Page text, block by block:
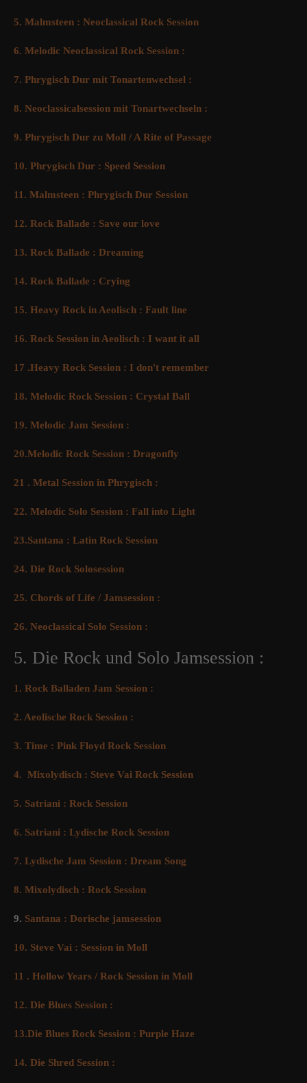
5. Malmsteen : Neoclassical Rock Session
6. Melodic Neoclassical Rock Session :
7. Phrygisch Dur mit Tonartenwechsel :
8. Neoclassicalsession mit Tonartwechseln :
9. Phrygisch Dur zu Moll / A Rite of Passage
10. Phrygisch Dur : Speed Session
11. Malmsteen : Phrygisch Dur Session
12. Rock Ballade : Save our love
13. Rock Ballade : Dreaming
14. Rock Ballade : Crying
15. Heavy Rock in Aeolisch : Fault line
16. Rock Session in Aeolisch : I want it all
17 .Heavy Rock Session : I don't remember
18. Melodic Rock Session : Crystal Ball
19. Melodic Jam Session :
20.Melodic Rock Session : Dragonfly
21 . Metal Session in Phrygisch :
22. Melodic Solo Session : Fall into Light
23.Santana : Latin Rock Session
24. Die Rock Solosession
25. Chords of Life / Jamsession :
26. Neoclassical Solo Session :
5. Die Rock und Solo Jamsession :
1. Rock Balladen Jam Session :
2. Aeolische Rock Session :
3. Time : Pink Floyd Rock Session
4. Mixolydisch : Steve Vai Rock Session
5. Satriani : Rock Session
6. Satriani : Lydische Rock Session
7. Lydische Jam Session : Dream Song
8. Mixolydisch : Rock Session
9. Santana : Dorische jamsession
10. Steve Vai : Session in Moll
11 . Hollow Years / Rock Session in Moll
12. Die Blues Session :
13.Die Blues Rock Session : Purple Haze
14. Die Shred Session :